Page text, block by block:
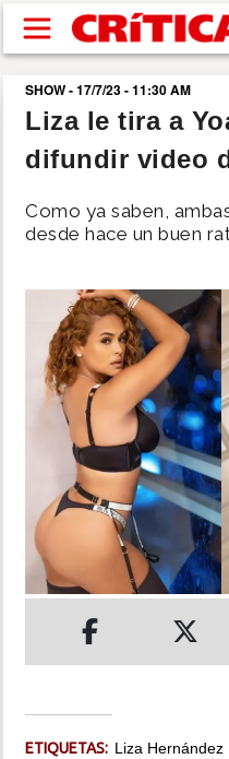
Pasar al contenido
buscar
SUCESOS
NACIONAL
SHOW
DEPORTES
INSÓLITAS
MULTIMEDIA
SHOW - 17/7/23 - 11:30 AM
Liza le tira a
difundir video
Como ya saben,
desde hace un buen
ETIQUETAS: Liza Hernández